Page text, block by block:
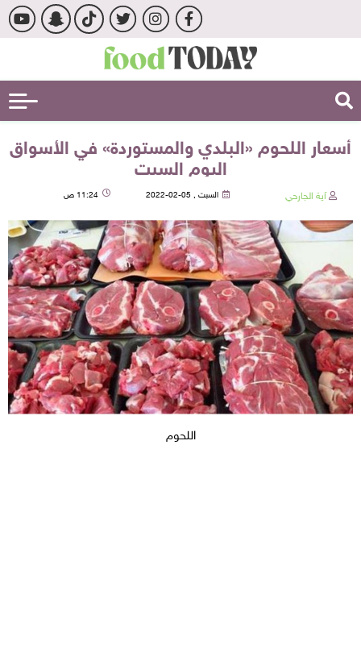
أسعار اللحوم «البلدي والمستوردة» في الأسواق
اليوم السبت
آية الجارحي السبت , 05-02-2022 11:24 ص
اللحوم